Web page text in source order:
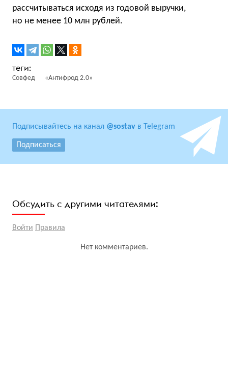
рассчитываться исходя из годовой выручки,
но не менее 10 млн рублей.
Совфед «Антифрод 2.0»
Подписывайтесь на канал @sostav в Telegram
Подписаться
Обсудить с другими читателями:
Войти Правила
Нет комментариев.